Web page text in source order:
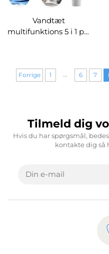
Vandtæt
multifunktions 5 i 1 pH
Digital penneformet
Forrige 1 ... 6 7
Tilmeld dig
Hvis du har spørgsmål,
kontakte dig